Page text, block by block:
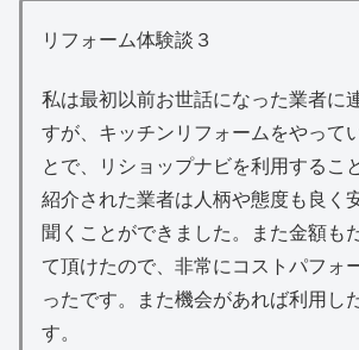
リフォーム体験談３
私は最初以前お世話になった業者に
すが、キッチンリフォームをやって
とで、リショップナビを利用するこ
紹介された業者は人柄や態度も良く
聞くことができました。また金額も
て頂けたので、非常にコストパフォ
ったです。また機会があれば利用し
す。